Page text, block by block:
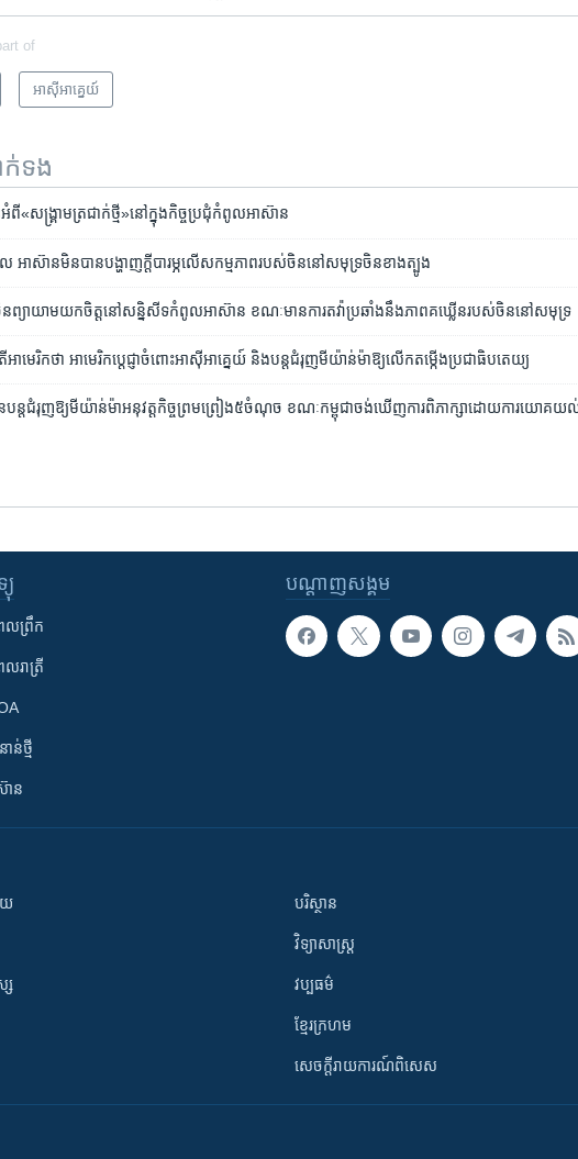
of
អាស៊ី​អាគ្នេយ៍
ក់ទង
ពី​«សង្គ្រាម​ត្រជាក់​ថ្មី»នៅ​ក្នុង​កិច្ចប្រជុំ​កំពូល​អាស៊ាន
ល អាស៊ាន​មិន​បាន​បង្ហាញ​ក្តី​បារម្ភ​លើ​សកម្មភាព​របស់​ចិន​នៅ​សមុទ្រ​ចិន​ខាងត្បូង
ចិន​ព្យាយាម​យកចិត្ត​នៅ​សន្និសីទ​កំពូល​អាស៊ាន ខណៈ​មាន​ការតវ៉ា​ប្រឆាំង​នឹង​ភាព​គឃ្លើន​របស់​ចិន​នៅ​សមុទ្រ
ាមេរិក​ថា អាមេរិក​ប្តេជ្ញា​ចំពោះ​អាស៊ីអាគ្នេយ៍ និង​បន្ត​ជំរុញ​មីយ៉ាន់ម៉ា​ឱ្យ​លើក​តម្កើង​ប្រជាធិបតេយ្យ
បន្ត​ជំរុញ​ឱ្យ​មីយ៉ាន់ម៉ា​អនុវត្ត​កិច្ចព្រមព្រៀង​៥​ចំណុច​ ខណៈ​កម្ពុជា​ចង់​ឃើញ​ការពិភាក្សា​ដោយ​ការយោគយល់
បណ្តាញ​សង្គម
យុ
ល​ព្រឹក
ល​រាត្រី
ន់​ថ្មី
ាន
យ
ស
បរិស្ថាន
វិទ្យាសាស្រ្ត
វប្បធម៌
ខ្មែរក្រហម
សេចក្តីរាយការណ៍ពិសេស